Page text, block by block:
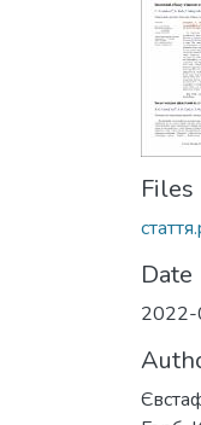
Files
Date
2022-